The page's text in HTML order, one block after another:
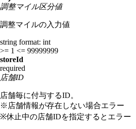
調整マイル区分値
調整マイルの入力値
string format: int
>= 1 <= 99999999
storeId
required
店舗ID
店舗毎に付与するID。
※店舗情報が存在しない場合エラー
※休止中の店舗IDを指定するとエラー